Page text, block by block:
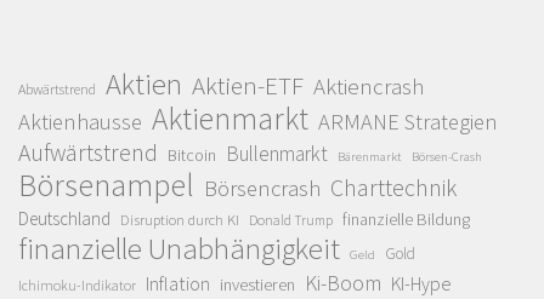
Abwärtstrend Aktien Aktien-ETF Aktiencrash
Aktienhausse Aktienmarkt ARMANE Strategien
Aufwärtstrend Bitcoin Bullenmarkt Bärenmarkt Börsen-Crash
Börsenampel Börsencrash Charttechnik
Deutschland Disruption durch KI Donald Trump finanzielle Bildung
finanzielle Unabhängigkeit Geld Gold
Ichimoku-Indikator Inflation investieren Ki-Boom KI-Hype